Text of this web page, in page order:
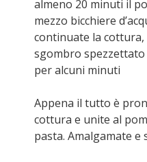
almeno 20 minuti il
mezzo bicchiere
continuate la
sgombro spezzettato
per alcuni minuti
Appena il tutto è
cottura e unite al
pasta. Amalgamate e